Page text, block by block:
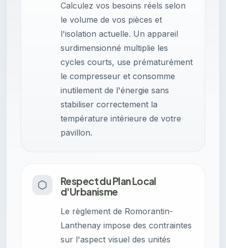
Calculez vos besoins réels selon
le volume de vos pièces et
l'isolation actuelle. Un appareil
surdimensionné multiplie les
cycles courts, use prématurément
le compresseur et consomme
inutilement de l'énergie sans
stabiliser correctement la
température intérieure de votre
pavillon.
Respect du Plan Local
d'Urbanisme
Le règlement de Romorantin-
Lanthenay impose des contraintes
sur l'aspect visuel des unités